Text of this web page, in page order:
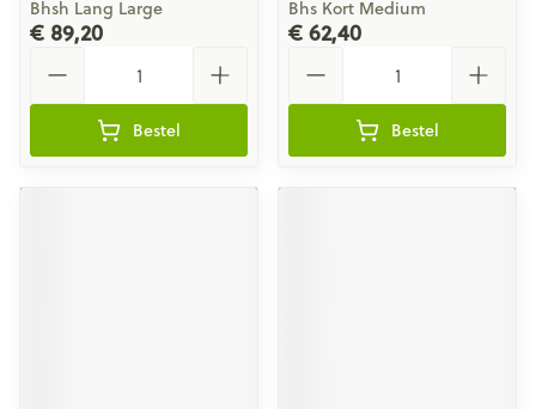
Bhsh Lang Large
€ 89,20
Bestel
Bhs Kort Medium
€ 62,40
Bestel